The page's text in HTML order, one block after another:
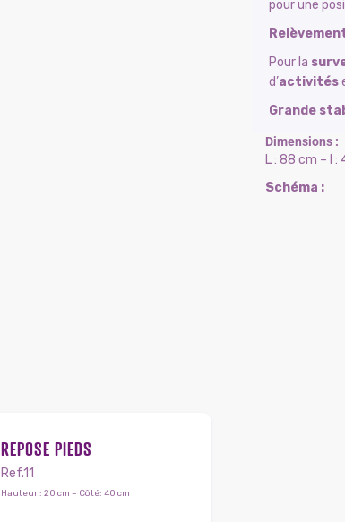
REPOSE PIEDS
Ref.11
Hauteur : 20 cm – Côté: 40 cm
pour une
Pour la
d’activités
Grande
L : 88 cm – l